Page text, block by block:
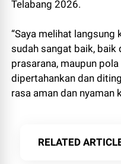
Telabang 2026.
“Saya melihat
sudah sangat baik, baik
prasarana, maupun
dipertahankan dan
rasa aman dan nyaman
RELATED